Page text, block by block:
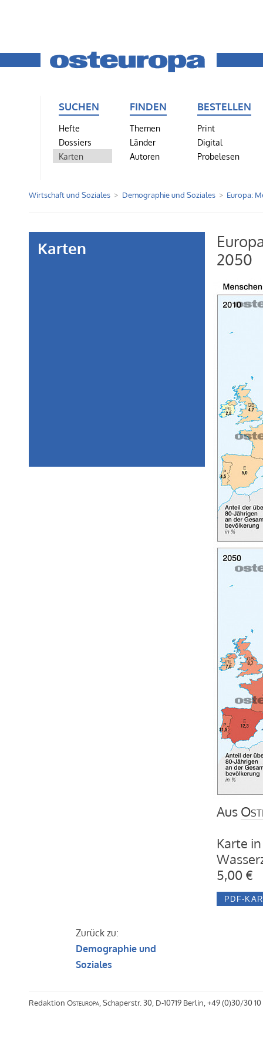
SUCHEN
Hefte
Dossiers
Karten
FINDEN
Themen
Länder
Autoren
BESTELLEN
Print
Digital
Probelesen
Wirtschaft und Soziales Demographie und Soziales Europa:
Karten
2050
Aus
Karte
5,00 €
Zurück zu:
Demographie und
Soziales
Redaktion Osteuropa , Schaperstr. 30, D-10719 Berlin, +49 (0)30/30